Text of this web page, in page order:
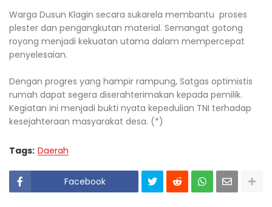
Warga Dusun Klagin secara sukarela membantu proses
plester dan pengangkutan material. Semangat gotong
royong menjadi kekuatan utama dalam mempercepat
penyelesaian.
Dengan progres yang hampir rampung, Satgas optimistis
rumah dapat segera diserahterimakan kepada pemilik.
Kegiatan ini menjadi bukti nyata kepedulian TNI terhadap
kesejahteraan masyarakat desa. (*)
Tags: Daerah
Facebook